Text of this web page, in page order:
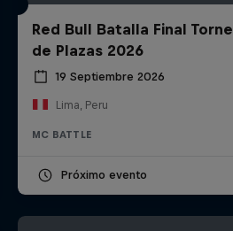
Red Bull Batalla Final
de Plazas 2026
19 Septiembre 2026
Lima, Peru
MC BATTLE
Próximo evento